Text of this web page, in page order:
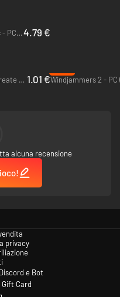
Captain Tsubasa Rise of New Champions - PC (Steam)4.79 €
Bang Average Football – Play, Manage, Create - PC & Mac (Steam) 1.01 €Windjammers 2 - PC
alcuna recensione
privacy
e Bot
Card